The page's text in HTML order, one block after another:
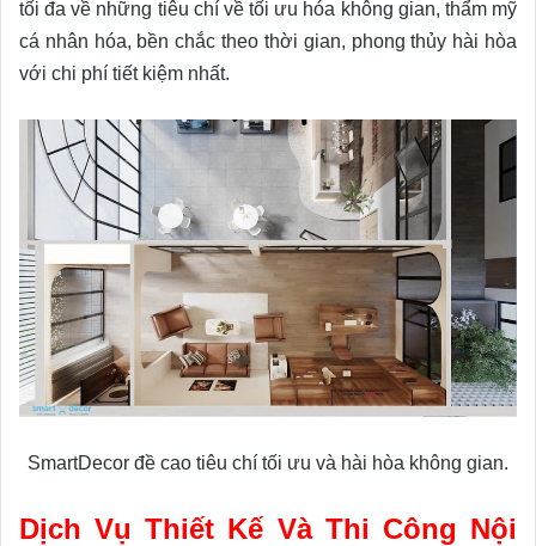
tối đa về những tiêu chí về tối ưu hóa không gian, thẩm mỹ
cá nhân hóa, bền chắc theo thời gian, phong thủy hài hòa
với chi phí tiết kiệm nhất.
SmartDecor đề cao tiêu chí tối ưu và hài hòa không gian.
Dịch Vụ Thiết Kế Và Thi Công Nội